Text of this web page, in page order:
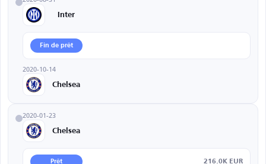
Inter
Fin de prêt
2020-10-14
Chelsea
2020-01-23
Chelsea
Prêt 216.0K EUR